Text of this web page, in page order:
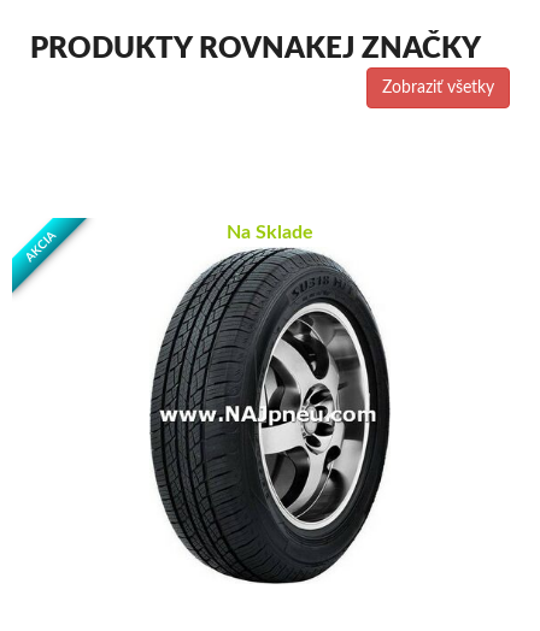
PRODUKTY ROVNAKEJ ZNAČKY
Zobraziť všetky
AKCIA Na Sklade